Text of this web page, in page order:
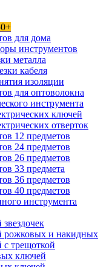
для дома
инструментов
металла
кабеля
изоляции
для оптоволокна
инструмента
ключей
отверток
12 предметов
24 предметов
26 предметов
33 предмета
36 предметов
40 предметов
инструмента
рожковых и накидных
трещоткой
ключей